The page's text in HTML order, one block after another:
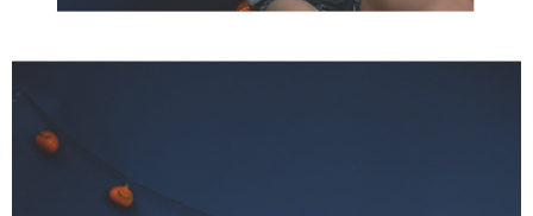
untuk mengesahkan transaksi atau jika tidak lulus semakan, pesanan
penilaian tidak mencukupi, tiada penjelasan mengenai kandungan
【Penerangan Kaedah Pembayaran】
"Pembayaran Ansuran Gogo" akan menghantar SMS peringatan
pembayaran selepas tarikh penyelesaian bulanan.